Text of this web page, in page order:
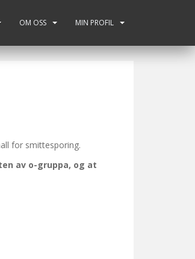
OM OSS MIN PROFIL
for smittesporing.
av o-gruppa, og at